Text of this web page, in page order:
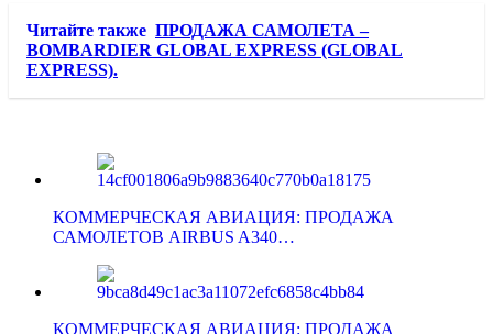
Читайте также ПРОДАЖА САМОЛЕТА –
BOMBARDIER GLOBAL EXPRESS (GLOBAL
EXPRESS).
КОММЕРЧЕСКАЯ АВИАЦИЯ: ПРОДАЖА
САМОЛЕТОВ AIRBUS A340…
КОММЕРЧЕСКАЯ АВИАЦИЯ: ПРОДАЖА